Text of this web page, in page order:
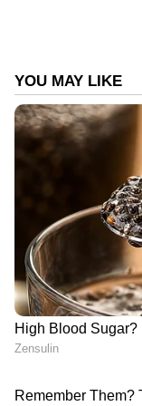
*https://
ഔദ്യോഗിക